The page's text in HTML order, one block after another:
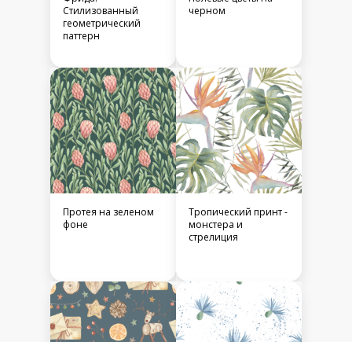
Стилизованный
геометрический
паттерн
черном
Протея на зеленом
фоне
Тропический принт -
монстера и
стрелиция